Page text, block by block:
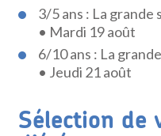
3/5 ans : La grande
• Mardi 19 août
6/10 ans : La
• Jeudi 21 août
Sélection de